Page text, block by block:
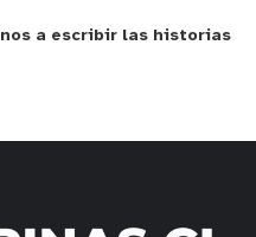
a escribir las historias